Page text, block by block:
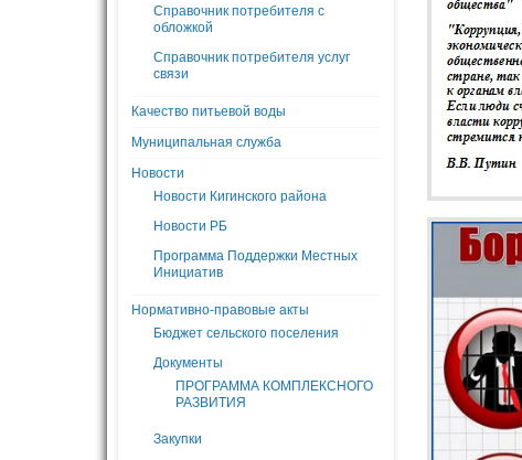
Справочник потребителя с
обложкой
Справочник потребителя услуг
связи
Качество питьевой воды
Муниципальная служба
Новости
Новости Кигинского района
Новости РБ
Программа Поддержки Местных
Инициатив
Нормативно-правовые акты
Бюджет сельского поселения
Документы
ПРОГРАММА КОМПЛЕКСНОГО
РАЗВИТИЯ
Закупки